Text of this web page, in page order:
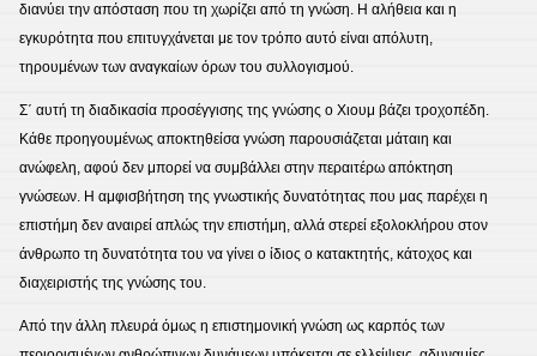
διανύει την απόσταση που τη χωρίζει από τη γνώση. Η αλήθεια και η
εγκυρότητα που επιτυγχάνεται με τον τρόπο αυτό είναι απόλυτη,
τηρουμένων των αναγκαίων όρων του συλλογισμού.
Σ΄ αυτή τη διαδικασία προσέγγισης της γνώσης ο Χιουμ βάζει τροχοπέδη.
Κάθε προηγουμένως αποκτηθείσα γνώση παρουσιάζεται μάταιη και
ανώφελη, αφού δεν μπορεί να συμβάλλει στην περαιτέρω απόκτηση
γνώσεων. Η αμφισβήτηση της γνωστικής δυνατότητας που μας παρέχει η
επιστήμη δεν αναιρεί απλώς την επιστήμη, αλλά στερεί εξολοκλήρου στον
άνθρωπο τη δυνατότητα του να γίνει ο ίδιος ο κατακτητής, κάτοχος και
διαχειριστής της γνώσης του.
Από την άλλη πλευρά όμως η επιστημονική γνώση ως καρπός των